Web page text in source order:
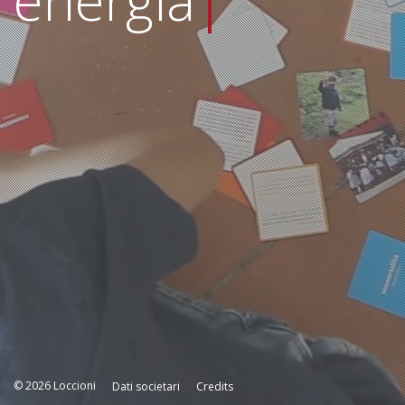
© 2026 Loccioni Dati societari Credits